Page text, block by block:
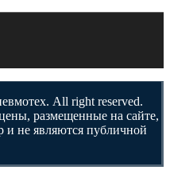
All right reserved.
размещенные на сайте,
и не являются публичной